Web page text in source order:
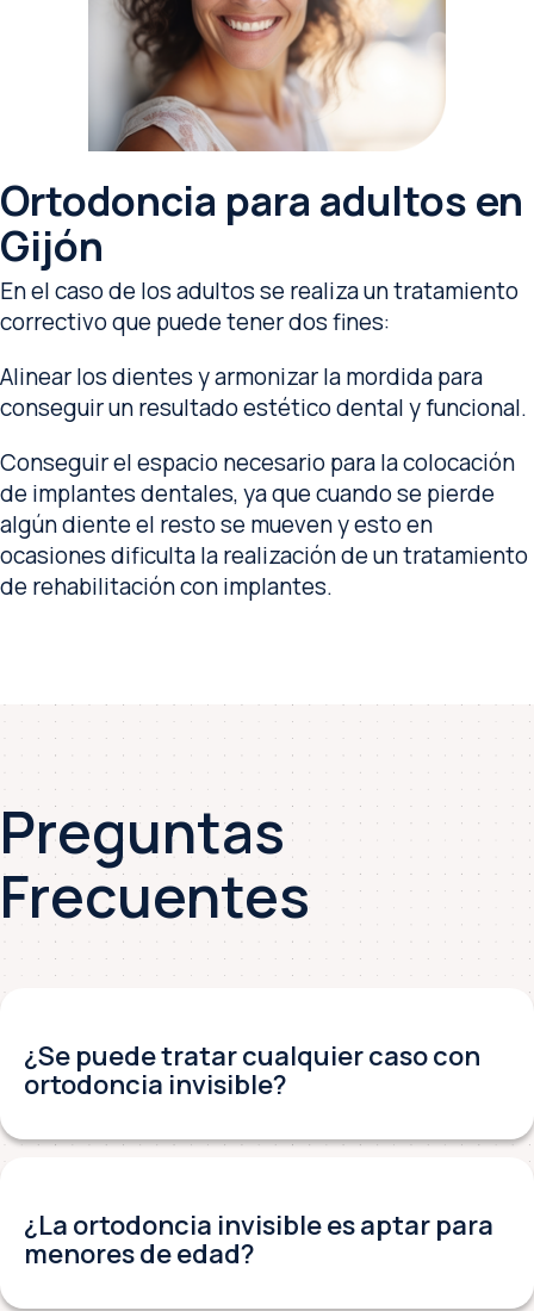
Ortodoncia para adultos en
Gijón
En el caso de los adultos se realiza un tratamiento
correctivo que puede tener dos fines:
Alinear los dientes y armonizar la mordida para
conseguir un resultado estético dental y funcional.
Conseguir el espacio necesario para la colocación
de implantes dentales, ya que cuando se pierde
algún diente el resto se mueven y esto en
ocasiones dificulta la realización de un tratamiento
de rehabilitación con implantes.
Preguntas
Frecuentes
¿Se puede tratar cualquier caso con
ortodoncia invisible?
¿La ortodoncia invisible es aptar para
menores de edad?